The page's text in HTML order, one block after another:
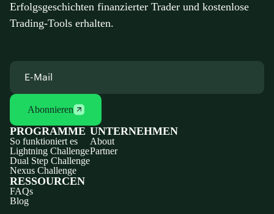
Erfolgsgeschichten finanzierter Trader und kostenlose
Trading-Tools erhalten.
Abonnieren
PROGRAMME
So funktioniert es
Lightning Challenge
Dual Step Challenge
Nexus Challenge
UNTERNEHMEN
About
Partner
RESSOURCEN
FAQs
Blog